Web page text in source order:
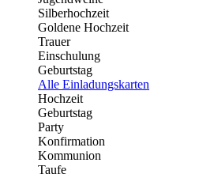
Silberhochzeit
Goldene Hochzeit
Trauer
Einschulung
Geburtstag
Alle Einladungskarten
Hochzeit
Geburtstag
Party
Konfirmation
Kommunion
Taufe